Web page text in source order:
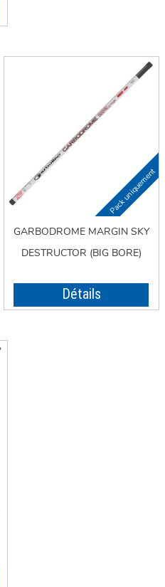
GARBODROME MARGIN SKY
DESTRUCTOR (BIG BORE)
Détails